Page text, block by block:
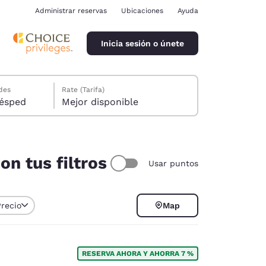
Administrar reservas Ubicaciones Ayuda
Inicia sesión o únete
1 huésped
Rate (Tarifa)
Mejor disponible
tus filtros Usar puntos
Map
RESERVA AHORA Y AHORRA 7 %